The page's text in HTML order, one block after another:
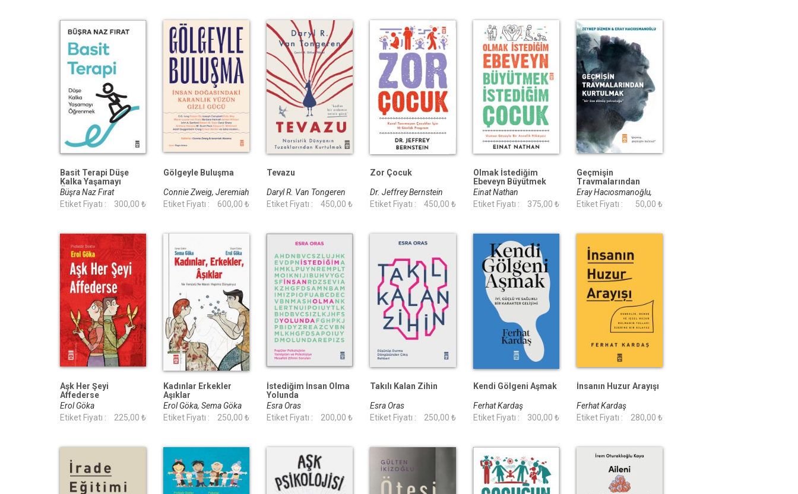
Basit Terapi Düşe
Kalka Yaşamayı
Öğrenmek
Büşra Naz Fırat
Etiket Fiyatı :
300,00 ₺
Gölgeyle Buluşma
Connie Zweig, Jeremiah
Abrams
Etiket Fiyatı : 600,00 ₺
Tevazu
Daryl R. Van Tongeren
Etiket Fiyatı :
450,00 ₺
Zor Çocuk
Dr. Jeffrey Bernstein
Etiket Fiyatı :
450,00 ₺
Olmak İstediğim
Ebeveyn Büyütmek
İstediğim Çocuk
Einat Nathan
Etiket Fiyatı :
375,00 ₺
Geçmişin
Travmalarından
Kurtulmak
Eray Hacıosmanoğlu,
Zeynep Dizmen
Etiket Fiyatı : 50,00 ₺
Aşk Her Şeyi
Affederse
Erol Göka
Etiket Fiyatı :
225,00 ₺
Kadınlar Erkekler
Aşıklar
Erol Göka, Sema Göka
Etiket Fiyatı :
250,00 ₺
İstediğim İnsan Olma
Yolunda
Esra Oras
Etiket Fiyatı :
200,00 ₺
Takılı Kalan Zihin
Esra Oras
Etiket Fiyatı :
250,00 ₺
Kendi Gölgeni Aşmak
Ferhat Kardaş
Etiket Fiyatı :
300,00 ₺
İnsanın Huzur Arayışı
Ferhat Kardaş
Etiket Fiyatı :
280,00 ₺